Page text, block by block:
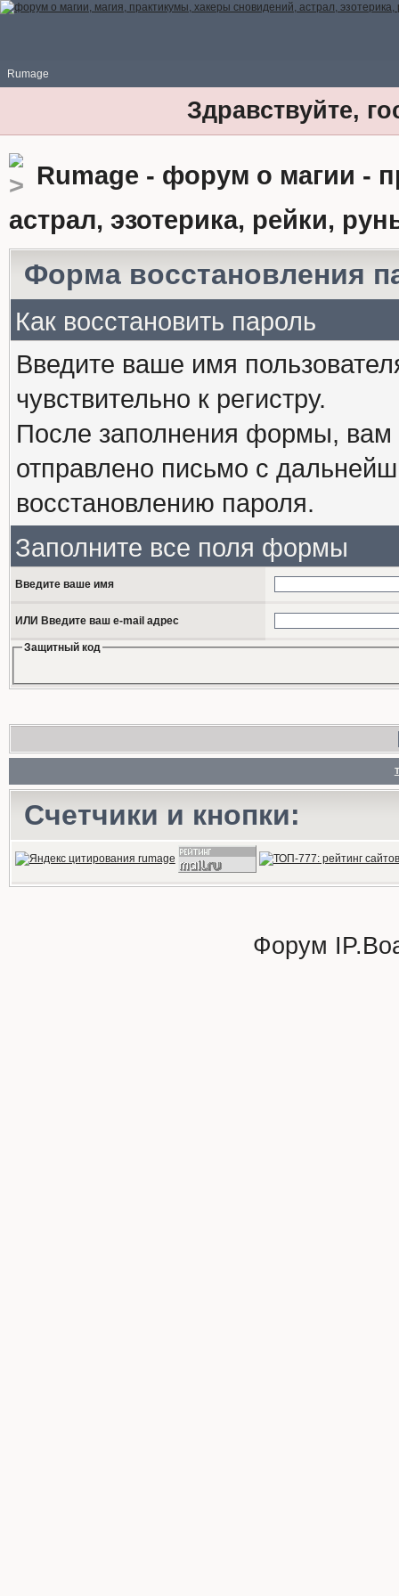
Rumage
Здравствуйте,
Rumage - форум о магии -
астрал, эзотерика, рейки,
Форма восстановления
Как восстановить пароль
Введите ваше имя
чувствительно к регистру.
После заполнения формы, вам
отправлено письмо с
восстановлению пароля.
Заполните все поля формы
Введите ваше имя
ИЛИ Введите ваш e-mail адрес
Защитный код
Счетчики и кнопки:
Форум